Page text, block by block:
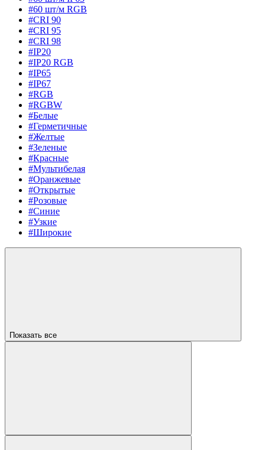
#60 шт/м RGB
#CRI 90
#CRI 95
#CRI 98
#IP20
#IP20 RGB
#IP65
#IP67
#RGB
#RGBW
#Белые
#Герметичные
#Желтые
#Зеленые
#Красные
#Мультибелая
#Оранжевые
#Открытые
#Розовые
#Синие
#Узкие
#Широкие
Показать все